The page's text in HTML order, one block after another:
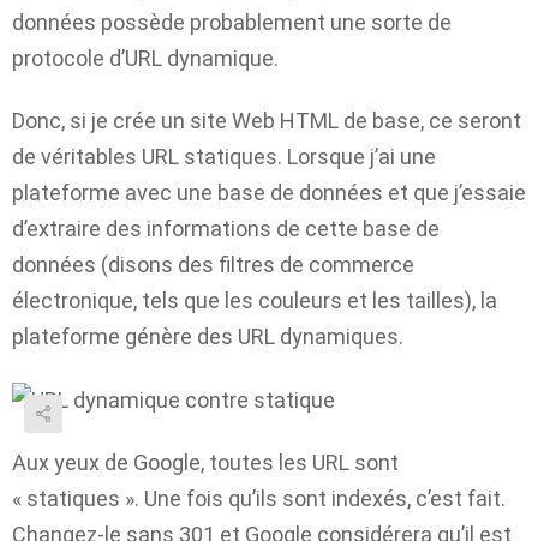
données possède probablement une sorte de
protocole d’URL dynamique.
Donc, si je crée un site Web HTML de base, ce seront
de véritables URL statiques. Lorsque j’ai une
plateforme avec une base de données et que j’essaie
d’extraire des informations de cette base de
données (disons des filtres de commerce
électronique, tels que les couleurs et les tailles), la
plateforme génère des URL dynamiques.
Aux yeux de Google, toutes les URL sont
« statiques ». Une fois qu’ils sont indexés, c’est fait.
Changez-le sans 301 et Google considérera qu’il est